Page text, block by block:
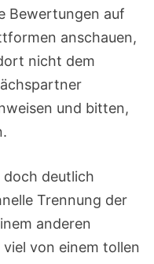
Bewertungen auf
anschauen,
nicht dem
und bitten,
doch deutlich
Trennung der
anderen
von einem tollen